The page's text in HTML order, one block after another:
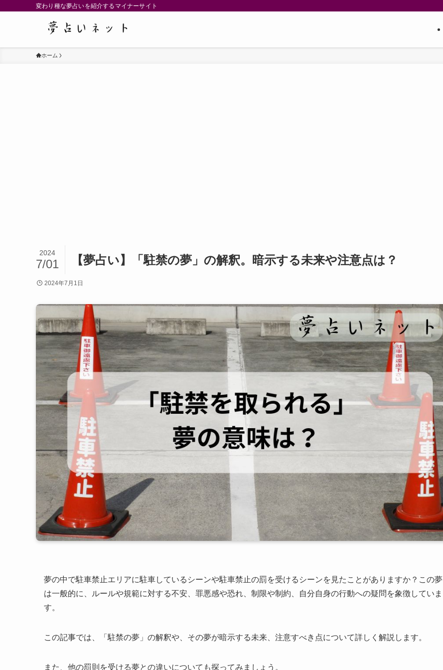
変わり種な夢占いを紹介するマイナーサイト
ホーム
【夢占い】「駐禁の夢」の解釈。暗示する未来や注意点は？
2024
7/01
2024年7月1日
夢の中で駐車禁止エリアに駐車しているシーンや駐車禁止の罰を受けるシーンを見たことがありますか？この夢
は一般的に、ルールや規範に対する不安、罪悪感や恐れ、制限や制約、自分自身の行動への疑問を象徴していま
す。
この記事では、「駐禁の夢」の解釈や、その夢が暗示する未来、注意すべき点について詳しく解説します。
また、他の罰則を受ける夢との違いについても探ってみましょう。